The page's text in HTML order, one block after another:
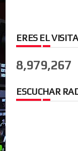
ERES EL
8,979,267
ESCUCHAR